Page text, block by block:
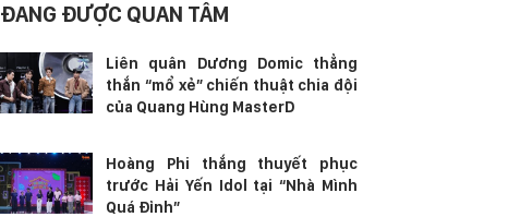
ĐANG ĐƯỢC QUAN TÂM
Liên quân Dương Domic thẳng
thắn “mổ xẻ” chiến thuật chia đội
của Quang Hùng MasterD
Hoàng Phi thắng thuyết phục
trước Hải Yến Idol tại “Nhà Mình
Quá Đỉnh”